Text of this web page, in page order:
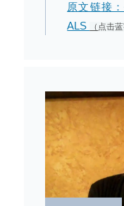
原文链接
ALS
（ 点击蓝